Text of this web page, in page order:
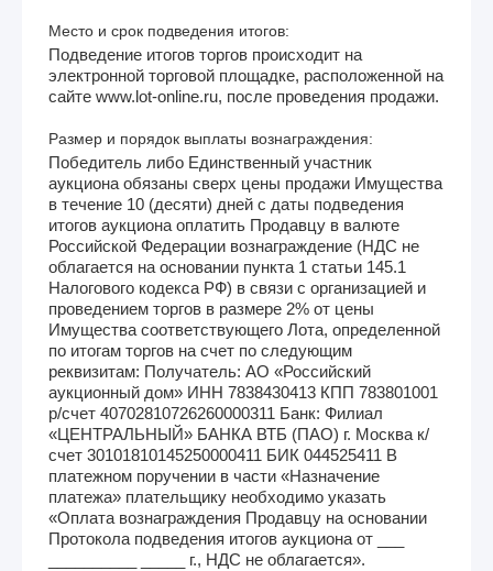
Место и срок подведения итогов:
Подведение итогов торгов происходит на
электронной торговой площадке, расположенной на
сайте www.lot-online.ru, после проведения продажи.
Размер и порядок выплаты вознаграждения:
Победитель либо Единственный участник
аукциона обязаны сверх цены продажи Имущества
в течение 10 (десяти) дней с даты подведения
итогов аукциона оплатить Продавцу в валюте
Российской Федерации вознаграждение (НДС не
облагается на основании пункта 1 статьи 145.1
Налогового кодекса РФ) в связи с организацией и
проведением торгов в размере 2% от цены
Имущества соответствующего Лота, определенной
по итогам торгов на счет по следующим
реквизитам: Получатель: АО «Российский
аукционный дом» ИНН 7838430413 КПП 783801001
р/счет 40702810726260000311 Банк: Филиал
«ЦЕНТРАЛЬНЫЙ» БАНКА ВТБ (ПАО) г. Москва к/
счет 30101810145250000411 БИК 044525411 В
платежном поручении в части «Назначение
платежа» плательщику необходимо указать
«Оплата вознаграждения Продавцу на основании
Протокола подведения итогов аукциона от ___
__________ _____ г., НДС не облагается».